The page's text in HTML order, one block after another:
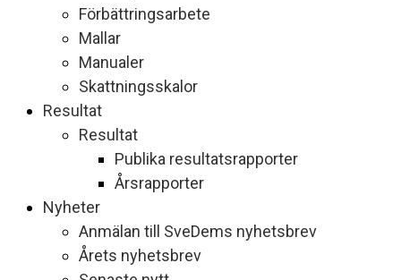
Förbättringsarbete
Mallar
Manualer
Skattningsskalor
Resultat
Resultat
Publika resultatsrapporter
Årsrapporter
Nyheter
Anmälan till SveDems nyhetsbrev
Årets nyhetsbrev